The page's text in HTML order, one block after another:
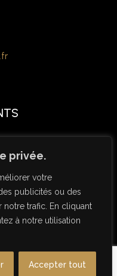
privée.
votre
publicités ou des
notre trafic. En cliquant
à notre utilisation
Accepter tout